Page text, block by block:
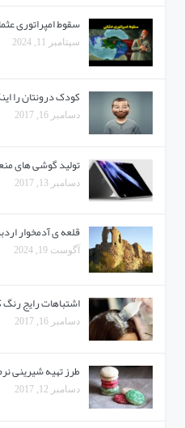
سقوط امپراتوری
سپتامبر 11, 2024
کودک درونتان را
دسامبر 16, 2017
تولید گوشی های
دسامبر 13, 2017
قلعه ی آدمخوار
آگوست 19, 2024
اشتباهات رایج
دسامبر 16, 2017
طرز تهیه شیرینی
دسامبر 12, 2017